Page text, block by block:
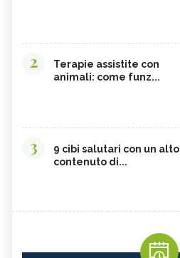
2
Terapie assistite con
animali: come funz...
3
9 cibi salutari con un alto
contenuto di...